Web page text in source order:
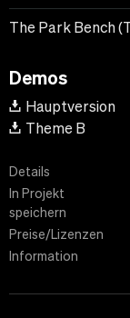
The Park Bench
Demos
Hauptversion
Theme B
Details
In Projekt
speichern
Preise/Lizenzen
Information